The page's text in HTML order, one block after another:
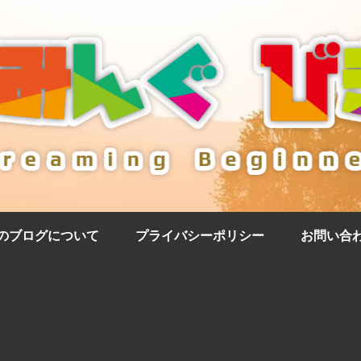
ブログについて プライバシーポリシー お問い合